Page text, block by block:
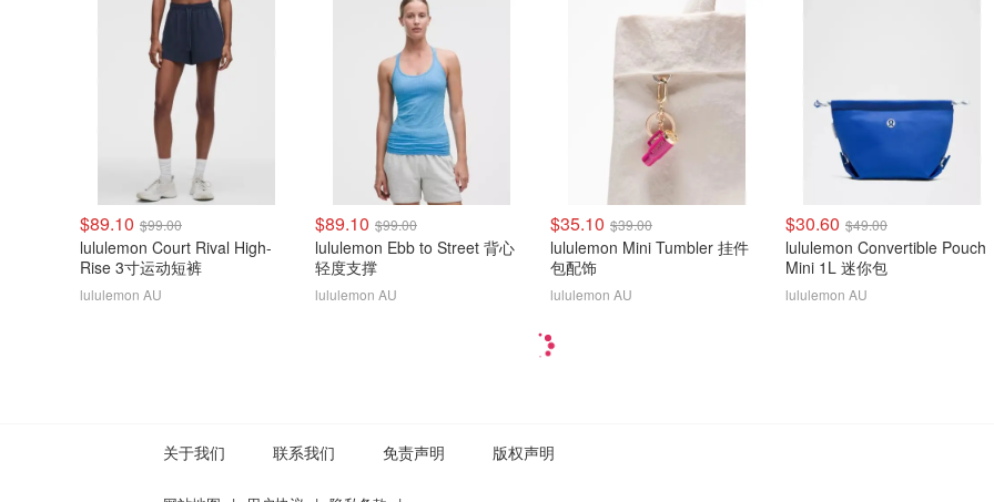
$89.10 $99.00
lululemon Court Rival High-
Rise 3寸运动短裤
lululemon AU
$89.10 $99.00
lululemon Ebb to Street 背心
轻度支撑
lululemon AU
$35.10 $39.00
lululemon Mini Tumbler 挂件
包配饰
lululemon AU
$30.60 $49.00
lululemon Convertible Pouch
Mini 1L 迷你包
lululemon AU
关于我们 联系我们 免责声明 版权声明